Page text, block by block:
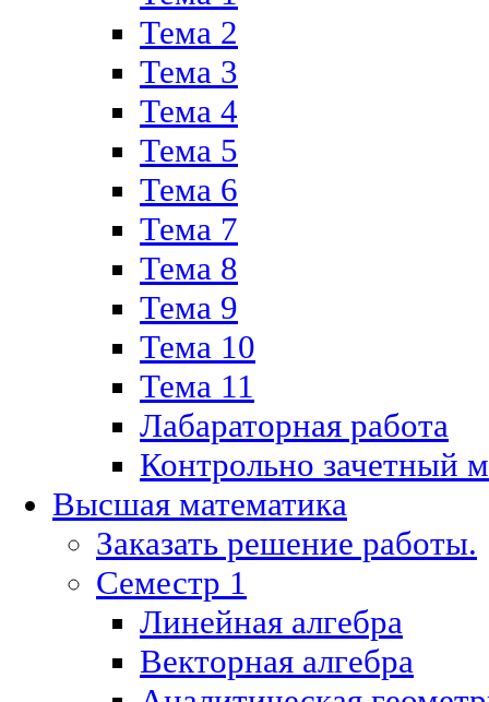
Тема 2
Тема 3
Тема 4
Тема 5
Тема 6
Тема 7
Тема 8
Тема 9
Тема 10
Тема 11
Лабараторная работа
Контрольно зачетный
Высшая математика
Заказать решение работы.
Семестр 1
Линейная алгебра
Векторная алгебра